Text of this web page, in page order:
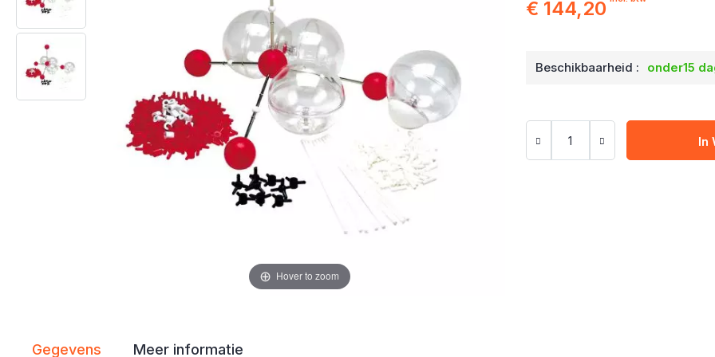
€ 144,20
Beschikbaarheid : onder15
In
gallerij
gallerij
Hover to zoom
Gegevens Meer informatie